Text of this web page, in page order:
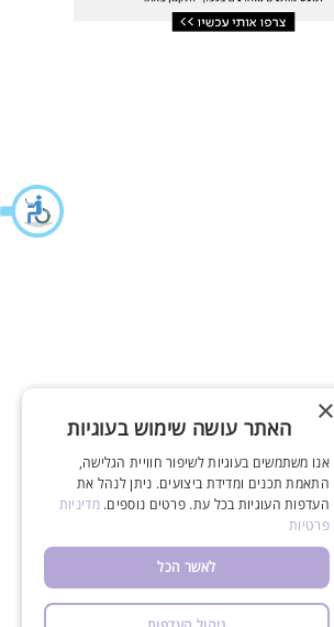
× האתר עושה שימוש בעוגיות
אנו משתמשים בעוגיות לשיפור חוויית הגלישה,
התאמת תכנים ומדידת ביצועים. ניתן לנהל את
העדפות העוגיות בכל עת. פרטים נוספים.מדיניות
פרטיות
לאשר הכל